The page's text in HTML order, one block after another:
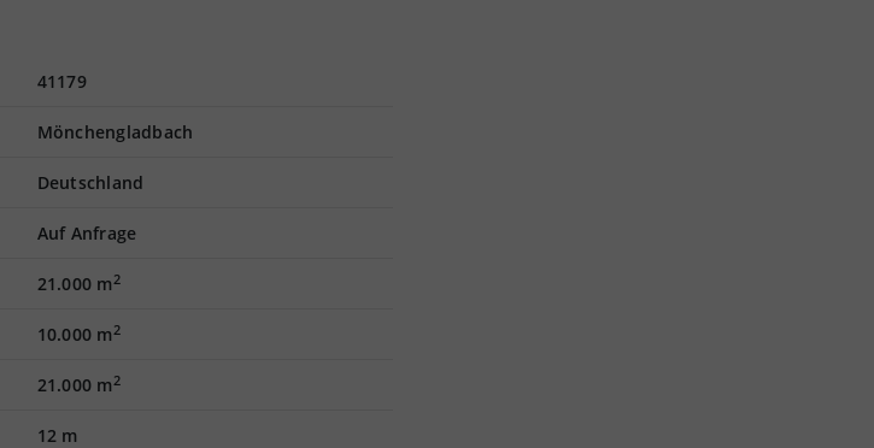
41179
Mönchengladbach
Deutschland
Auf Anfrage
21.000 m2
10.000 m2
21.000 m2
12 m